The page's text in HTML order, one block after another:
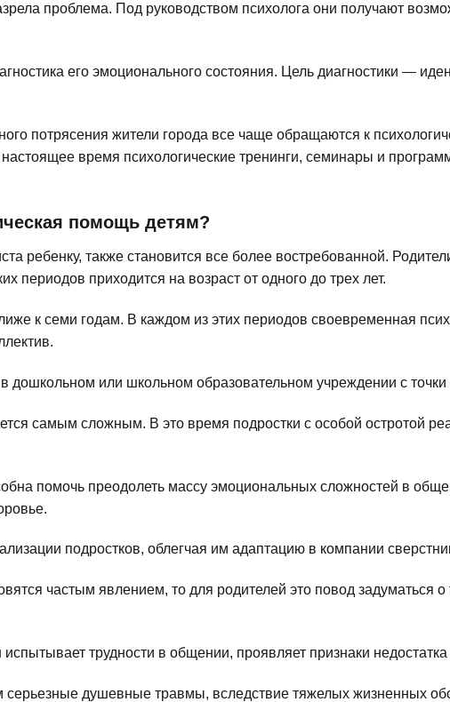
проблема. Под руководством психолога они получают
его эмоционального состояния. Цель диагностики —
потрясения жители города все чаще обращаются к
время психологические тренинги, семинары и
помощь детям?
ребенку, также становится все более востребованной.
периодов приходится на возраст от одного до трех лет.
к семи годам. В каждом из этих периодов своевременная
дошкольном или школьном образовательном учреждении с
самым сложным. В это время подростки с особой остротой
помочь преодолеть массу эмоциональных сложностей в
подростков, облегчая им адаптацию в компании
частым явлением, то для родителей это повод задуматься
испытывает трудности в общении, проявляет признаки
душевные травмы, вследствие тяжелых жизненных